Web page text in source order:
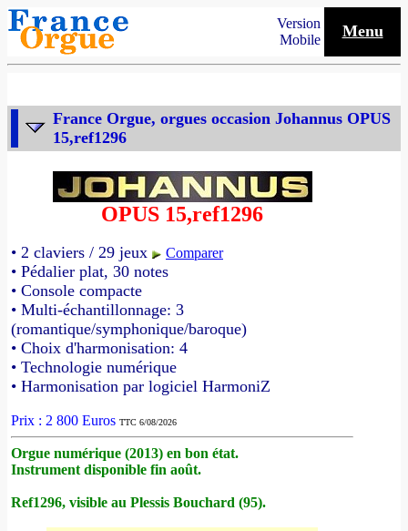
Version
Mobile
Menu
France Orgue, orgues occasion Johannus OPUS
15,ref1296
OPUS 15,ref1296
• 2 claviers / 29 jeux Comparer
• Pédalier plat, 30 notes
• Console compacte
• Multi-échantillonnage: 3
(romantique/symphonique/baroque)
• Choix d'harmonisation: 4
• Technologie numérique
• Harmonisation par logiciel HarmoniZ
Prix : 2 800 Euros TTC 6/08/2026
Orgue numérique (2013) en bon état.
Instrument disponible fin août.
Ref1296, visible au Plessis Bouchard (95).